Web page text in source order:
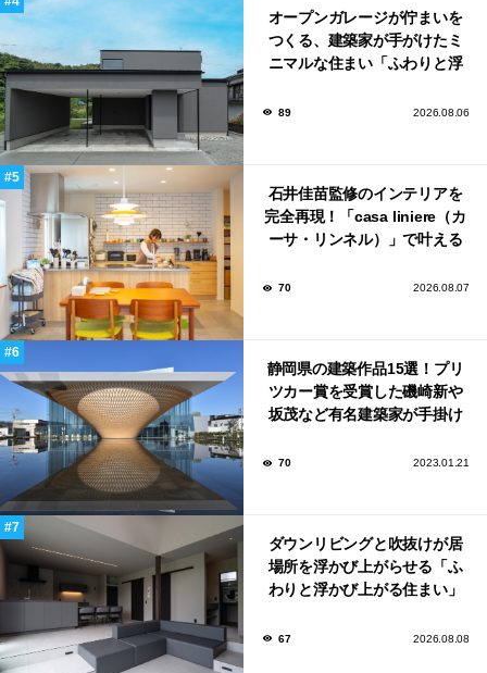
オープンガレージが佇まいを
つくる、建築家が手がけたミ
ニマルな住まい「ふわりと浮
89 2026.08.06
石井佳苗監修のインテリアを
完全再現！「casa liniere（カ
ーサ・リンネル）」で叶える
70 2026.08.07
静岡県の建築作品15選！プリ
ツカー賞を受賞した磯崎新や
坂茂など有名建築家が手掛け
70 2023.01.21
ダウンリビングと吹抜けが居
場所を浮かび上がらせる「ふ
わりと浮かび上がる住まい」
67 2026.08.08